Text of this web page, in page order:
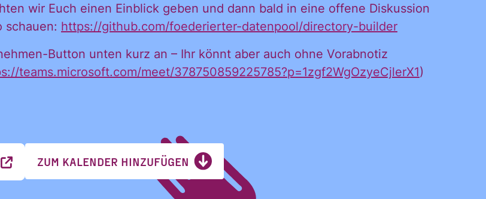
wir Euch einen Einblick geben und dann bald in eine offene Diskussion
schauen: https://github.com/foederierter-datenpool/directory-builder
Button unten kurz an – Ihr könnt aber auch ohne Vorabnotiz
teams.microsoft.com/meet/378750859225785?p=1zgf2WgOzyeCjlerX1)
ZUM KALENDER HINZUFÜGEN